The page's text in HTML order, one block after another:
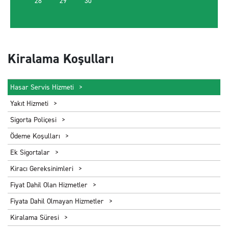
Kiralama Koşulları
Hasar Servis Hizmeti
Yakıt Hizmeti
Sigorta Poliçesi
Ödeme Koşulları
Ek Sigortalar
Kiracı Gereksinimleri
Fiyat Dahil Olan Hizmetler
Fiyata Dahil Olmayan Hizmetler
Kiralama Süresi